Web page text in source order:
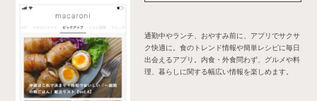
通勤中やランチ、おやすみ前に、アプリでサクサ
ク快適に。食のトレンド情報や簡単レシピに毎日
出会えるアプリ。内食・外食問わず、グルメや料
理、暮らしに関する幅広い情報を楽しめます。